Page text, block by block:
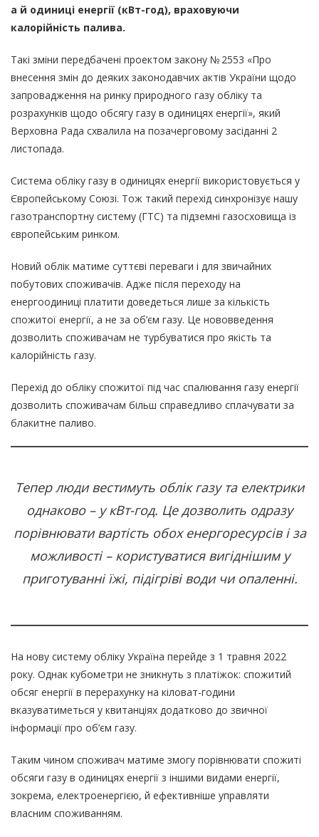
а й одиниці енергії (кВт-год), враховуючи
калорійність палива.
Такі зміни передбачені проектом закону № 2553 «Про
внесення змін до деяких законодавчих актів України щодо
запровадження на ринку природного газу обліку та
розрахунків щодо обсягу газу в одиницях енергії», який
Верховна Рада схвалила на позачерговому засіданні 2
листопада.
Система обліку газу в одиницях енергії використовується у
Європейському Союзі. Тож такий перехід синхронізує нашу
газотранспортну систему (ГТС) та підземні газосховища із
європейським ринком.
Новий облік матиме суттєві переваги і для звичайних
побутових споживачів. Адже після переходу на
енергоодиниці платити доведеться лише за кількість
спожитої енергії, а не за об’єм газу. Це нововведення
дозволить споживачам не турбуватися про якість та
калорійність газу.
Перехід до обліку спожитої під час спалювання газу енергії
дозволить споживачам більш справедливо сплачувати за
блакитне паливо.
Тепер люди вестимуть облік газу та електрики
однаково – у кВт-год. Це дозволить одразу
порівнювати вартість обох енергоресурсів і за
можливості – користуватися вигіднішим у
приготуванні їжі, підігріві води чи опаленні.
На нову систему обліку Україна перейде з 1 травня 2022
року. Однак кубометри не зникнуть з платіжок: спожитий
обсяг енергії в перерахунку на кіловат-години
вказуватиметься у квитанціях додатково до звичної
інформації про об’єм газу.
Таким чином споживач матиме змогу порівнювати спожиті
обсяги газу в одиницях енергії з іншими видами енергії,
зокрема, електроенергією, й ефективніше управляти
власним споживанням.